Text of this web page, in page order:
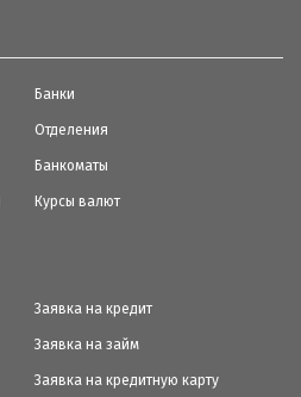
Банки
Отделения
Банкоматы
Курсы валют
Заявка на кредит
Заявка на займ
Заявка на кредитную карту